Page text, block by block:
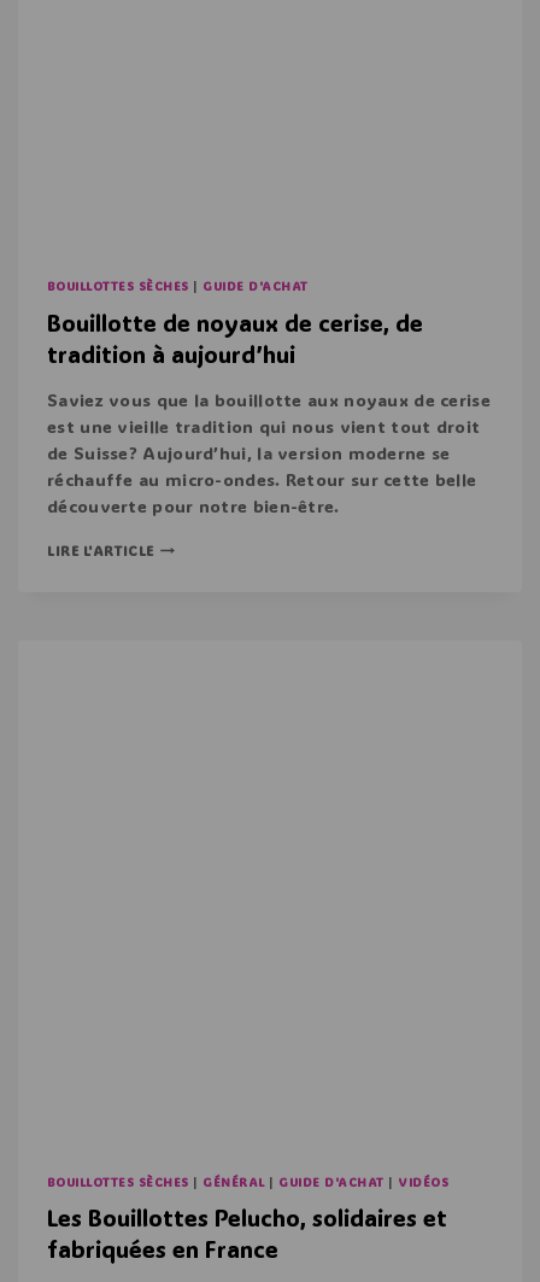
BOUILLOTTES SÈCHES | GUIDE D'ACHAT
Bouillotte de noyaux de cerise, de
tradition à aujourd’hui
Saviez vous que la bouillotte aux noyaux de cerise
est une vieille tradition qui nous vient tout droit
de Suisse? Aujourd’hui, la version moderne se
réchauffe au micro-ondes. Retour sur cette belle
découverte pour notre bien-être.
LIRE L'ARTICLE
BOUILLOTTES SÈCHES | GÉNÉRAL| GUIDE D'ACHAT | VIDÉOS
Les Bouillottes Pelucho, solidaires et
fabriquées en France